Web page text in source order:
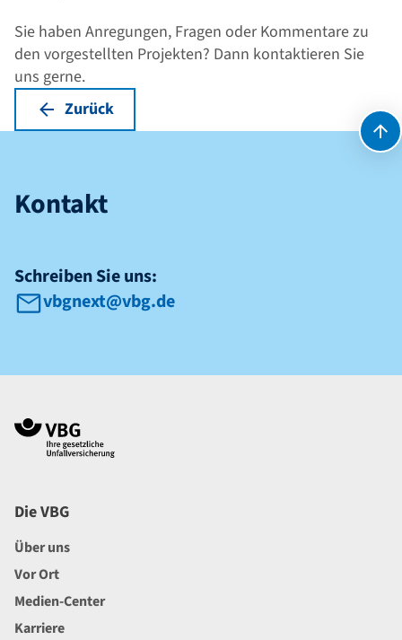
Sie haben Anregungen, Fragen oder Kommentare zu
den vorgestellten Projekten? Dann kontaktieren Sie
uns gerne.
Zurück
Kontakt
Schreiben Sie uns:
vbgnext@vbg.de
Die VBG
Über uns
Vor Ort
Medien-Center
Karriere